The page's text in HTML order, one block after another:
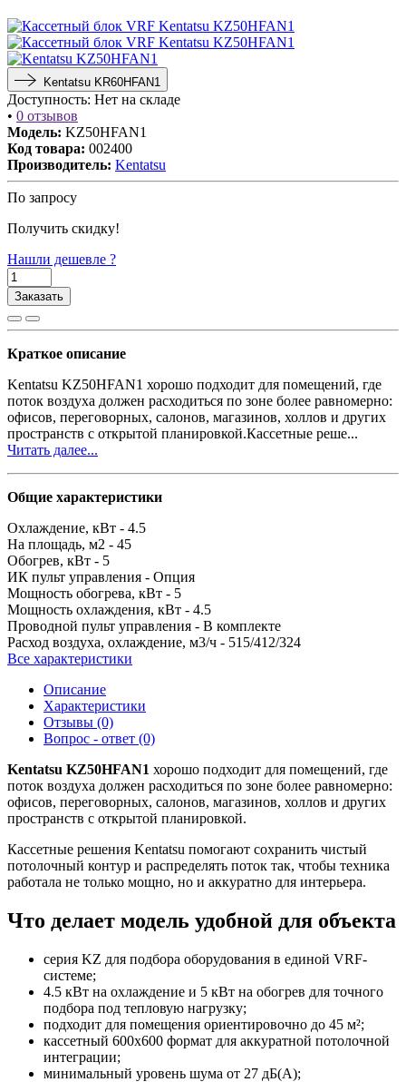
Kentatsu KR60HFAN1
Доступность: Нет на складе
• 0 отзывов
Модель: KZ50HFAN1
Код товара: 002400
Производитель: Kentatsu
По запросу
Получить скидку!
Нашли дешевле ?
Заказать
Краткое описание
Kentatsu KZ50HFAN1 хорошо подходит для помещений, где
поток воздуха должен расходиться по зоне более равномерно:
офисов, переговорных, салонов, магазинов, холлов и других
пространств с открытой планировкой.Кассетные реше...
Читать далее...
Общие характеристики
Охлаждение, кВт - 4.5
На площадь, м2 - 45
Обогрев, кВт - 5
ИК пульт управления - Опция
Мощность обогрева, кВт - 5
Мощность охлаждения, кВт - 4.5
Проводной пульт управления - В комплекте
Расход воздуха, охлаждение, м3/ч - 515/412/324
Все характеристики
Описание
Характеристики
Отзывы (0)
Вопрос - ответ (0)
Kentatsu KZ50HFAN1 хорошо подходит для помещений, где
поток воздуха должен расходиться по зоне более равномерно:
офисов, переговорных, салонов, магазинов, холлов и других
пространств с открытой планировкой.
Кассетные решения Kentatsu помогают сохранить чистый
потолочный контур и распределять поток так, чтобы техника
работала не только мощно, но и аккуратно для интерьера.
Что делает модель удобной для объекта
серия KZ для подбора оборудования в единой VRF-
системе;
4.5 кВт на охлаждение и 5 кВт на обогрев для точного
подбора под тепловую нагрузку;
подходит для помещения ориентировочно до 45 м²;
кассетный 600х600 формат для аккуратной потолочной
интеграции;
минимальный уровень шума от 27 дБ(А);